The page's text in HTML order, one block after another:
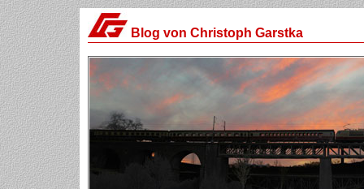
Blog von Christoph Garstka